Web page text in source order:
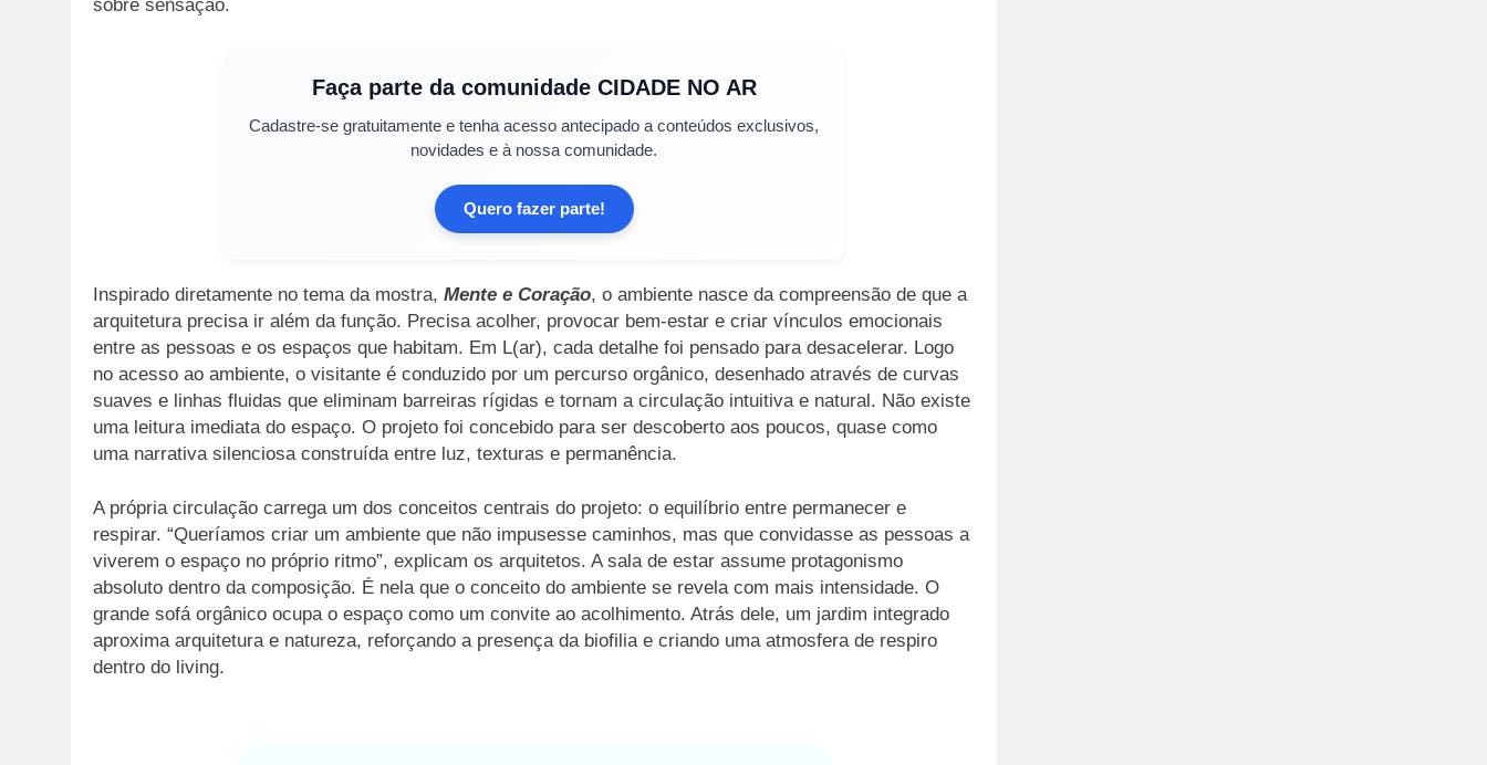
sobre sensação.
Faça parte da comunidade CIDADE NO AR
Cadastre-se gratuitamente e tenha acesso antecipado a conteúdos exclusivos,
novidades e à nossa comunidade.
Quero fazer parte!
Inspirado diretamente no tema da mostra, Mente e Coração, o ambiente nasce da compreensão de que a
arquitetura precisa ir além da função. Precisa acolher, provocar bem-estar e criar vínculos emocionais
entre as pessoas e os espaços que habitam. Em L(ar), cada detalhe foi pensado para desacelerar. Logo
no acesso ao ambiente, o visitante é conduzido por um percurso orgânico, desenhado através de curvas
suaves e linhas fluidas que eliminam barreiras rígidas e tornam a circulação intuitiva e natural. Não existe
uma leitura imediata do espaço. O projeto foi concebido para ser descoberto aos poucos, quase como
uma narrativa silenciosa construída entre luz, texturas e permanência.
A própria circulação carrega um dos conceitos centrais do projeto: o equilíbrio entre permanecer e
respirar. “Queríamos criar um ambiente que não impusesse caminhos, mas que convidasse as pessoas a
viverem o espaço no próprio ritmo”, explicam os arquitetos. A sala de estar assume protagonismo
absoluto dentro da composição. É nela que o conceito do ambiente se revela com mais intensidade. O
grande sofá orgânico ocupa o espaço como um convite ao acolhimento. Atrás dele, um jardim integrado
aproxima arquitetura e natureza, reforçando a presença da biofilia e criando uma atmosfera de respiro
dentro do living.